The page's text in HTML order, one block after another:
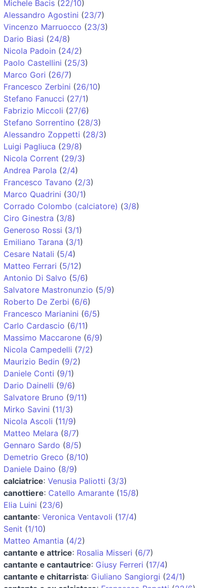
Michele Bacis (22/10)
Alessandro Agostini (23/7)
Vincenzo Marruocco (23/3)
Dario Biasi (24/8)
Nicola Padoin (24/2)
Paolo Castellini (25/3)
Marco Gori (26/7)
Francesco Zerbini (26/10)
Stefano Fanucci (27/1)
Fabrizio Miccoli (27/6)
Stefano Sorrentino (28/3)
Alessandro Zoppetti (28/3)
Luigi Pagliuca (29/8)
Nicola Corrent (29/3)
Andrea Parola (2/4)
Francesco Tavano (2/3)
Marco Quadrini (30/1)
Corrado Colombo (calciatore) (3/8)
Ciro Ginestra (3/8)
Generoso Rossi (3/1)
Emiliano Tarana (3/1)
Cesare Natali (5/4)
Matteo Ferrari (5/12)
Antonio Di Salvo (5/6)
Salvatore Mastronunzio (5/9)
Roberto De Zerbi (6/6)
Francesco Marianini (6/5)
Carlo Cardascio (6/11)
Massimo Maccarone (6/9)
Nicola Campedelli (7/2)
Maurizio Bedin (9/2)
Daniele Conti (9/1)
Dario Dainelli (9/6)
Salvatore Bruno (9/11)
Mirko Savini (11/3)
Nicola Ascoli (11/9)
Matteo Melara (8/7)
Gennaro Sardo (8/5)
Demetrio Greco (8/10)
Daniele Daino (8/9)
calciatrice: Venusia Paliotti (3/3)
canottiere: Catello Amarante (15/8)
Elia Luini (23/6)
cantante: Veronica Ventavoli (17/4)
Senit (1/10)
Matteo Amantia (4/2)
cantante e attrice: Rosalia Misseri (6/7)
cantante e cantautrice: Giusy Ferreri (17/4)
cantante e chitarrista: Giuliano Sangiorgi (24/1)